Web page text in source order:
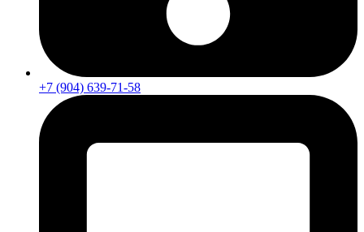
+7 (904) 639-71-58